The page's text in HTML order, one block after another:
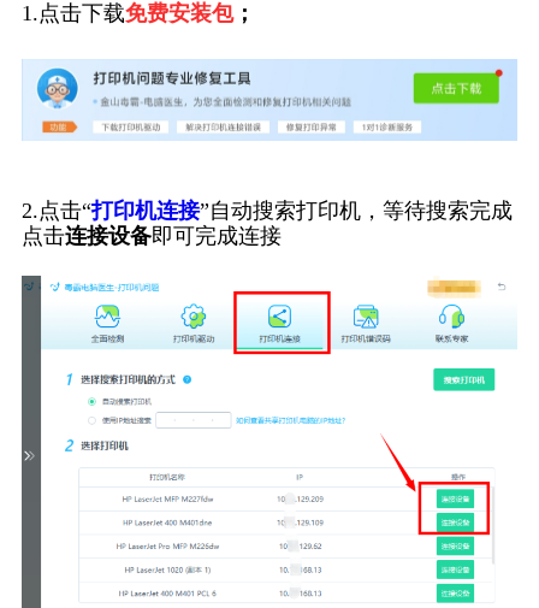
1.点击下载免费安装包；
2.点击“打印机连接”自动搜索打印机，等待搜索完成
点击连接设备即可完成连接